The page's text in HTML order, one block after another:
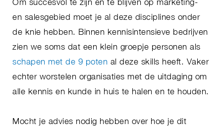
en salesgebied moet je al deze disciplines onder
de knie hebben. Binnen kennisintensieve bedrijven
zien we soms dat een klein groepje personen als
schapen met de 9 poten al deze skills heeft. Vaker
echter worstelen organisaties met de uitdaging om
alle kennis en kunde in huis te halen en te houden.
Mocht je advies nodig hebben over hoe je dit